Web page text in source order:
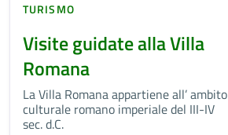
TURISMO
Visite guidate alla Villa
Romana
La Villa Romana appartiene all’ ambito
culturale romano imperiale del III-IV
sec. d.C.